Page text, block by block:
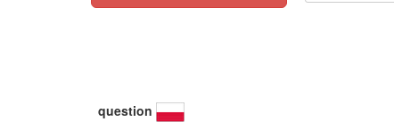
question